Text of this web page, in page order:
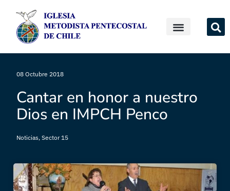
08 Octubre 2018
Cantar en honor a nuestro
Dios en IMPCH Penco
Noticias, Sector 15